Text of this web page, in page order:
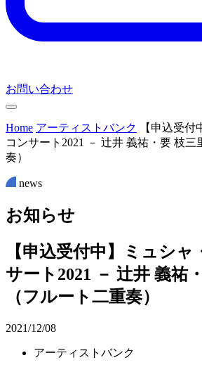
お問い合わせ
Home アーティストバンク
【申込受
コンサート2021 － 辻井 義祐・要 枝三
奏）
news
お知らせ
【申込受付中】ミュシ
サート2021 － 辻井 義祐
（フルート二重奏）
2021/12/08
アーティストバンク